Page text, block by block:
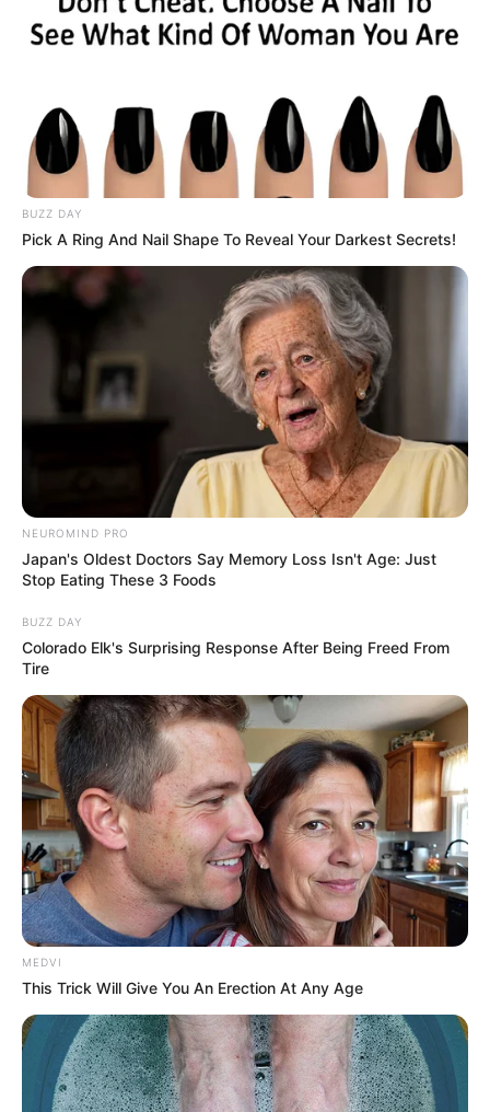
BUZZ DAY
Pick A Ring And Nail Shape To Reveal Your Darkest Secrets!
NEUROMIND PRO
Japan's Oldest Doctors Say Memory Loss Isn't Age: Just
Stop Eating These 3 Foods
BUZZ DAY
Colorado Elk's Surprising Response After Being Freed From
Tire
MEDVI
This Trick Will Give You An Erection At Any Age